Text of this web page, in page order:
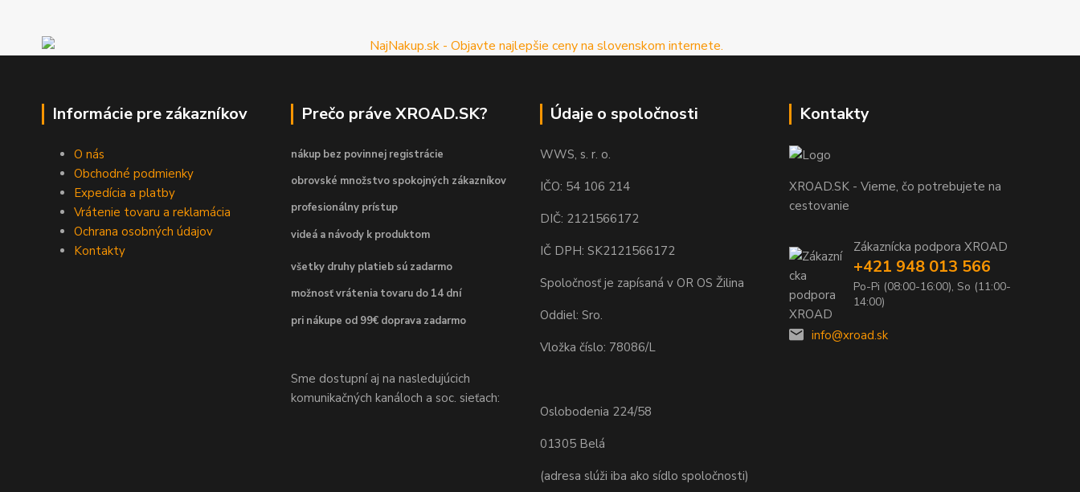
Informácie pre zákazníkov
O nás
Obchodné podmienky
Expedícia a platby
Vrátenie tovaru a reklamácia
Ochrana osobných údajov
Kontakty
Prečo práve XROAD.SK?
nákup bez povinnej registrácie
obrovské množstvo spokojných zákazníkov
profesionálny prístup
videá a návody k produktom
všetky druhy platieb sú zadarmo
možnosť vrátenia tovaru do 14 dní
pri nákupe od 99€ doprava zadarmo
Sme dostupní aj na nasledujúcich
komunikačných kanáloch a soc. sieťach:
Údaje o spoločnosti
WWS, s. r. o.
IČO: 54 106 214
DIČ: 2121566172
IČ DPH: SK2121566172
Spoločnosť je zapísaná v OR OS Žilina
Oddiel: Sro.
Vložka číslo: 78086/L
Oslobodenia 224/58
01305 Belá
(adresa slúži iba ako sídlo spoločnosti)
Kontakty
XROAD.SK - Vieme, čo potrebujete na
cestovanie
Zákaznícka podpora XROAD
+421 948 013 566
Po-Pi (08:00-16:00), So (11:00-
14:00)
info@xroad.sk